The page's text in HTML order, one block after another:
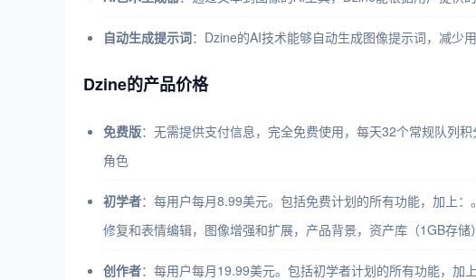
自动生成提示词：Dzine的AI技术能够自动生成图像提示词，减少
Dzine的产品价格
免费版：无需提供支付信息，完全免费使用，每天32个常规队列
角色
初学者：每用户每月8.99美元。包括免费计划的所有功能，加上
修复和表情编辑，图像增强和扩展，产品背景，资产库（1GB存储
创作者：每用户每月19.99美元。包括初学者计划的所有功能，